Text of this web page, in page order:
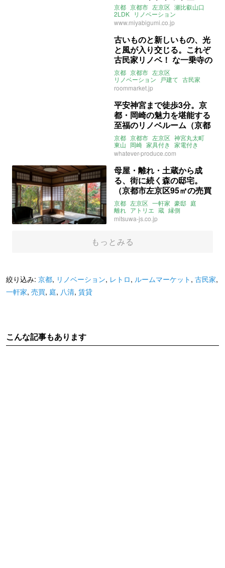
しよう（京都市左京区63㎡
の売買物件）
京都 京都市 左京区 瀬比叡山口
2LDK リノベーション
クローゼット 木 無垢
募集中 売買
www.miyabigumi.co.jp
古いものと新しいもの、光
と風が入り交じる。これぞ
古民家リノベ！ な一乗寺の
家 (京都市左京区52㎡の賃
貸物件)
京都 京都市 左京区
リノベーション
戸建て 古民家
賃貸 無垢床 テラス
ルームマーケット
roommarket.jp
平安神宮まで徒歩3分。京
都・岡崎の魅力を堪能する
至福のリノベルーム（京都
市左京区22㎡の売買物件）
京都 京都市 左京区 神宮丸太町
東山 岡崎 家具付き 家電付き
レトロ ヴィンテージマンション
リノベーション ワンルーム
ライター：山中みく
売買
whatever-produce.com
母屋・離れ・土蔵から成
る、街に続く森の邸宅。
（京都市左京区95㎡の売買
物件）
京都 左京区 一軒家 豪邸 庭
離れ アトリエ 蔵 縁側
リノベーション
関西 募集中 売買
mitsuwa-js.co.jp
もっとみる
絞り込み: 京都, リノベーション, レトロ, ルームマーケット , 古民家,
一軒家, 売買, 庭, 八清, 賃貸
こんな記事もあります